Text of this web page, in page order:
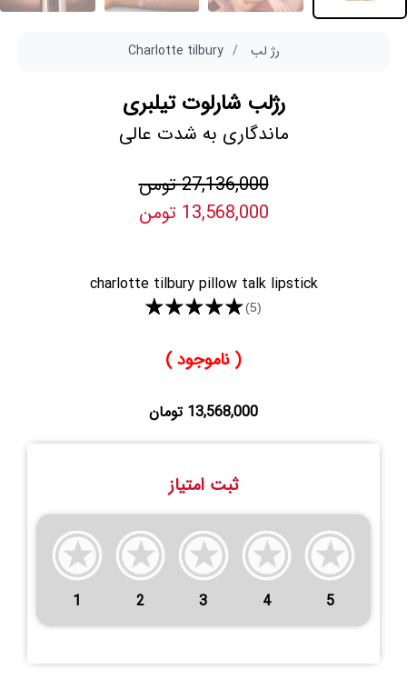
رژ لب Charlotte tilbury
رژلب شارلوت تیلبری
ماندگاری به شدت عالی
27,136,000 تومن
13,568,000 تومن
charlotte tilbury pillow talk lipstick
★★★★★(5)
( ناموجود )
13,568,000 تومان
ثبت امتیاز
1 2 3 4 5